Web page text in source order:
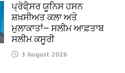
ਪ੍ਰੋਫੈ਼ਸਰ ਯੂਨਿਸ ਹਸਨ
ਸ਼ਖ਼ਸੀਅਤ ਕਲਾ ਅਤੇ
ਮੁਲਾਕਾਤਾਂ— ਸਲੀਮ ਆਫ਼ਤਾਬ
ਸਲੀਮ ਕਸੂਰੀ
3 August 2026